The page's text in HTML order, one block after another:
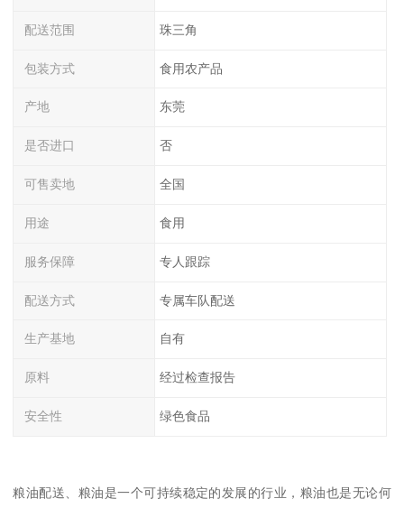
配送范围 珠三角
包装方式 食用农产品
产地 东莞
是否进口 否
可售卖地 全国
用途 食用
服务保障 专人跟踪
配送方式 专属车队配送
生产基地 自有
原料 经过检查报告
安全性 绿色食品
粮油配送、粮油是一个可持续稳定的发展的行业，粮油也是无论何